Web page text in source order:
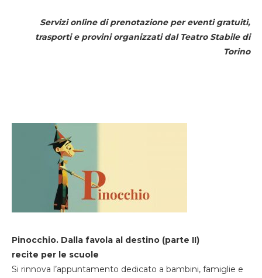
Servizi online di prenotazione per eventi gratuiti,
trasporti e provini organizzati dal Teatro Stabile di
Torino
Pinocchio. Dalla favola al destino (parte II)
recite per le scuole
Si rinnova l’appuntamento dedicato a bambini, famiglie e